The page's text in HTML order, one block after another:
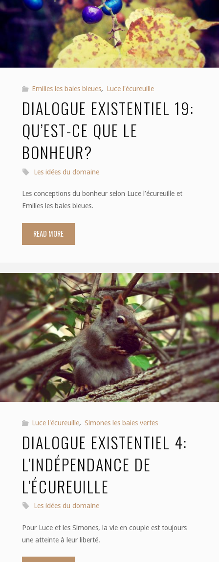
peut-
elle
être
immuable?"
Emilies les baies bleues, Luce l'écureuille
DIALOGUE EXISTENTIEL 19:
QU’EST-CE QUE LE
BONHEUR?
Les idées du domaine
Les conceptions du bonheur selon Luce l’écureuille et
Emilies les baies bleues.
READ MORE"Dialogue
19:
qu’est-
ce
que
le
bonheur?"
Luce l'écureuille, Simones les baies vertes
DIALOGUE EXISTENTIEL 4:
L’INDÉPENDANCE DE
L’ÉCUREUILLE
Les idées du domaine
Pour Luce et les Simones, la vie en couple est toujours
une atteinte à leur liberté.